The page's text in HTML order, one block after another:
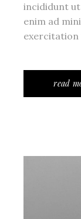
incididunt
enim ad
exercitation
read